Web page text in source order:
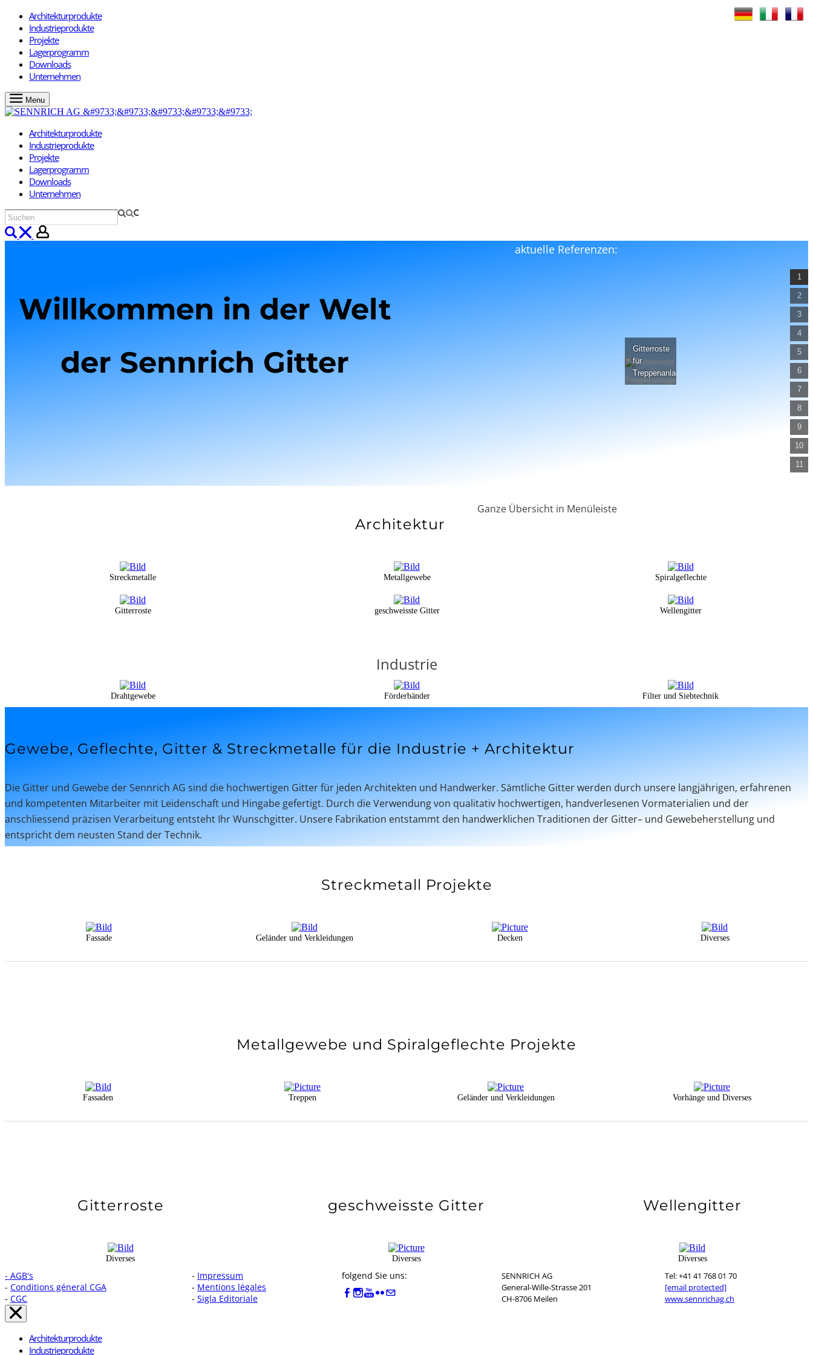
Architekturprodukte
Industrieprodukte
Projekte
Lagerprogramm
Downloads
Unternehmen
Menu
Architekturprodukte
Industrieprodukte
Projekte
Lagerprogramm
Downloads
Unternehmen
Willkommen in der Welt
der Sennrich Gitter
aktuelle Referenzen:
Gitterroste
für
Treppenanlage
1
2
3
4
5
6
7
8
9
10
11
Architektur
Ganze Übersicht in Menüleiste
Streckmetalle
Gitterroste
Metallgewebe
geschweisste Gitter
Spiralgeflechte
Wellengitter
Industrie
Drahtgewebe Förderbänder Filter und Siebtechnik
Gewebe, Geflechte, Gitter & Streckmetalle für die Industrie + Architektur
Die Gitter und Gewebe der Sennrich AG sind die hochwertigen Gitter für jeden Architekten und Handwerker. Sämtliche Gitter werden durch unsere langjährigen, erfahrenen
und kompetenten Mitarbeiter mit Leidenschaft und Hingabe gefertigt. Durch die Verwendung von qualitativ hochwertigen, handverlesenen Vormaterialien und der
anschliessend präzisen Verarbeitung entsteht Ihr Wunschgitter. Unsere Fabrikation entstammt den handwerklichen Traditionen der Gitter– und Gewebeherstellung und
entspricht dem neusten Stand der Technik.
Streckmetall Projekte
Fassade Geländer und Verkleidungen Decken Diverses
Metallgewebe und Spiralgeflechte Projekte
Fassaden Treppen Geländer und Verkleidungen Vorhänge und Diverses
Gitterroste
Diverses
geschweisste Gitter
Diverses
Wellengitter
Diverses
- AGB's
- Conditions géneral CGA
- CGC
- Impressum
- Mentions légales
- Sigla Editoriale
folgend Sie uns:
SENNRICH AG
General-Wille-Strasse 201
CH-8706 Meilen
Tel: +41 41 768 01 70
[email protected]
www.sennrichag.ch
Architekturprodukte
Industrieprodukte